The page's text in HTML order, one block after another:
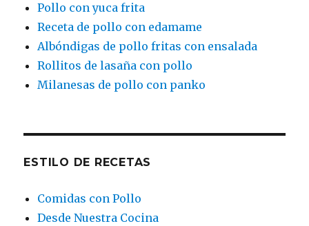
Pollo con yuca frita
Receta de pollo con edamame
Albóndigas de pollo fritas con ensalada
Rollitos de lasaña con pollo
Milanesas de pollo con panko
ESTILO DE RECETAS
Comidas con Pollo
Desde Nuestra Cocina